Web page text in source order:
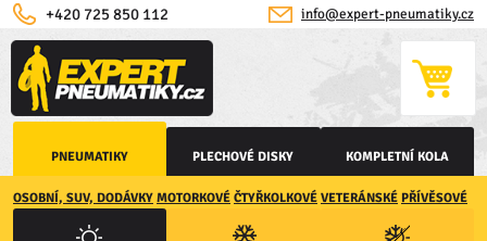
PNEUMATIKY PLECHOVÉ DISKY KOMPLETNÍ KOLA
info@expert-pneumatiky.cz
+420 725 850 112
OSOBNÍ, SUV, DODÁVKY MOTORKOVÉ ČTYŘKOLKOVÉ VETERÁNSKÉ PŘÍVĚSOVÉ